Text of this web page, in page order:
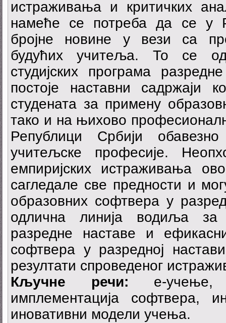
истраживања и критичких
намеће се потреба да се у
бројне новине у вези са
будућих учитеља. То се
студијских програма
постоје наставни садржаји
студената за примену
тако и на њихово
Републици Србији
учитељске професије.
емпиријских истраживања
сагледале све предности и
образовних софтвера у
одлична линија водиља за
разредне наставе и
софтвера у разредној
резултати спроведеног
Кључне речи: e-учење,
имплементација софтвера,
иновативни модели учења.